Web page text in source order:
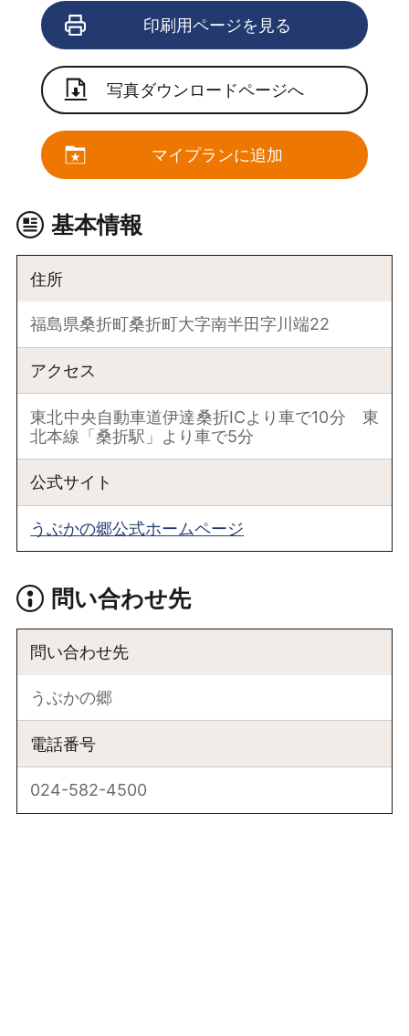
印刷用ページを見る
写真ダウンロードページへ
マイプランに追加
基本情報
住所
福島県桑折町桑折町大字南半田字川端22
アクセス
東北中央自動車道伊達桑折ICより車で10分 東
北本線「桑折駅」より車で5分
公式サイト
うぶかの郷公式ホームページ
問い合わせ先
問い合わせ先
うぶかの郷
電話番号
024-582-4500